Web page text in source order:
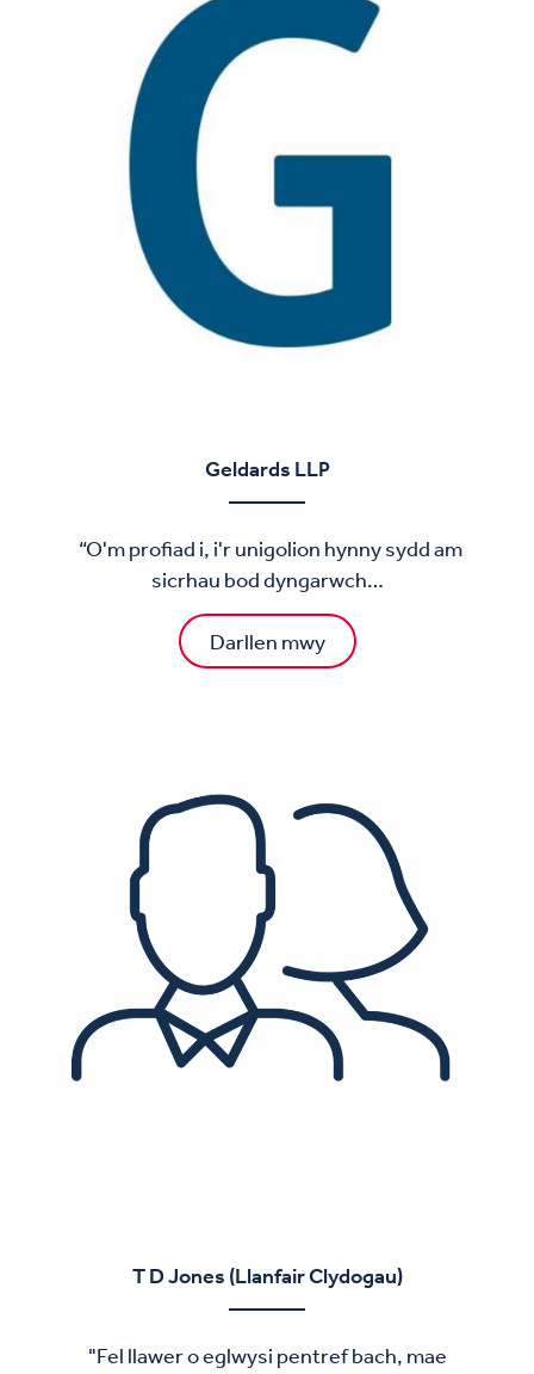
Geldards LLP
“O'm profiad i, i'r unigolion hynny sydd am
sicrhau bod dyngarwch…
Darllen mwy
T D Jones (Llanfair Clydogau)
"Fel llawer o eglwysi pentref bach, mae